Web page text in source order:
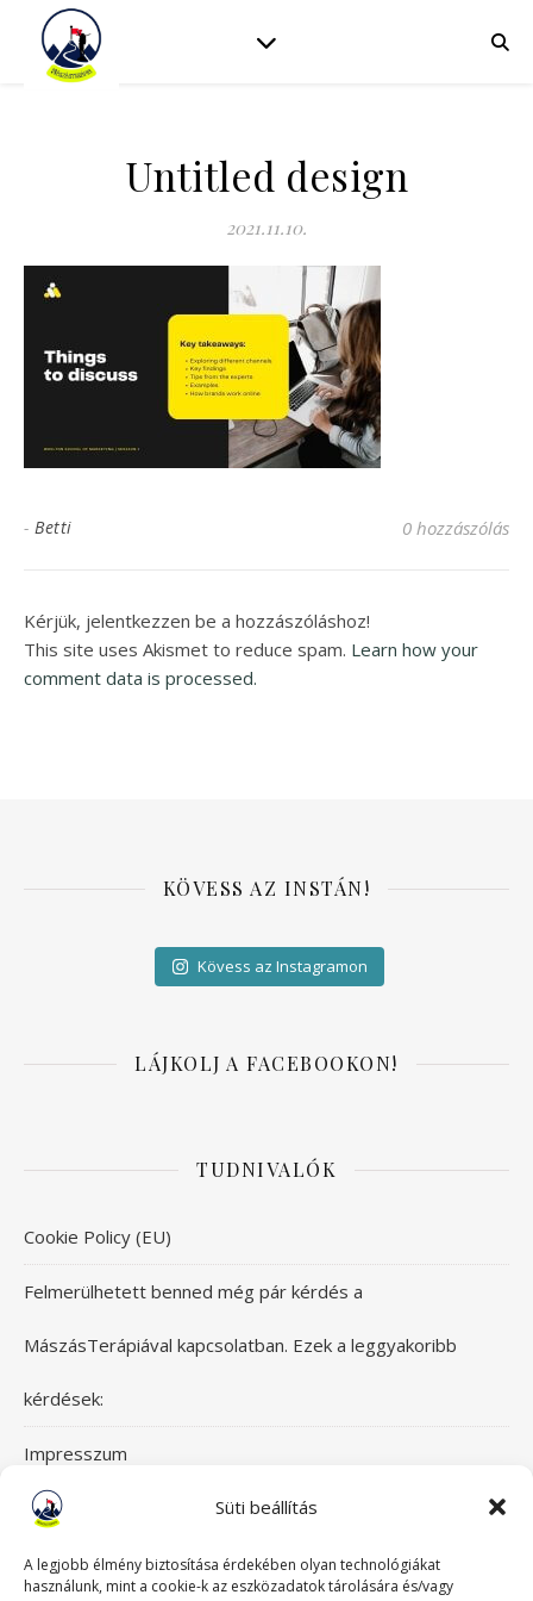
Süti beállítás
A legjobb élmény biztosítása érdekében olyan technológiákat
használunk, mint a cookie-k az eszközadatok tárolására és/vagy
Untitled design
2021.11.10.
- Betti 0 hozzászólás
Kérjük, jelentkezzen be a hozzászóláshoz!
This site uses Akismet to reduce spam. Learn how your
comment data is processed.
KÖVESS AZ INSTÁN!
Kövess az Instagramon
LÁJKOLJ A FACEBOOKON!
TUDNIVALÓK
Cookie Policy (EU)
Felmerülhetett benned még pár kérdés a
MászásTerápiával kapcsolatban. Ezek a leggyakoribb
kérdések:
Impresszum
Itt érsz el bennünket!
Mászásterápia csapata